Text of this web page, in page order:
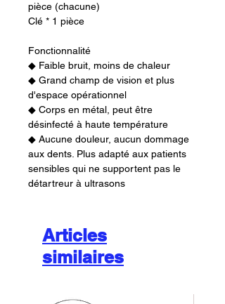
pièce (chacune)
Clé * 1 pièce
Fonctionnalité
◆ Faible bruit, moins de chaleur
◆ Grand champ de vision et plus
d'espace opérationnel
◆ Corps en métal, peut être
désinfecté à haute température
◆ Aucune douleur, aucun dommage
aux dents. Plus adapté aux patients
sensibles qui ne supportent pas le
détartreur à ultrasons
Articles
similaires